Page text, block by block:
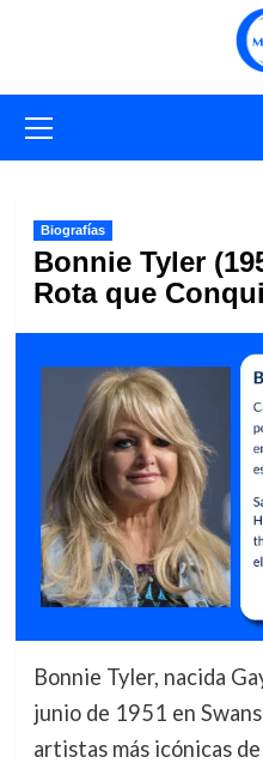
primario
Biografías
Bonnie Tyler
Rota que
Bonnie Tyler, nacida
junio de 1951 en
artistas más icónicas